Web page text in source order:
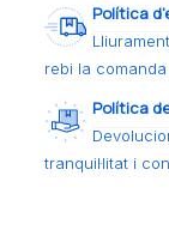
Política
rebi la
Política
tranquil·litat i